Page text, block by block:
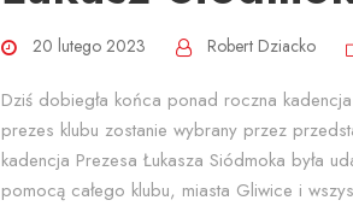
20 lutego 2023 Robert Dziacko
Dziś dobiegła końca ponad roczna
prezes klubu zostanie wybrany przez
kadencja Prezesa Łukasza Siódmoka była
pomocą całego klubu, miasta Gliwice i